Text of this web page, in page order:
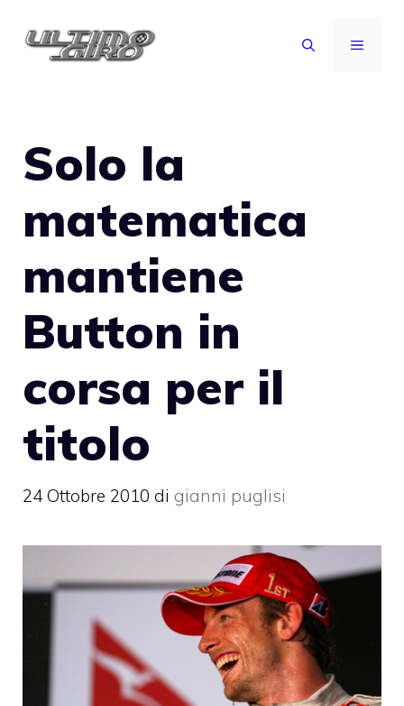
MENU
Solo la
matematica
mantiene
Button in
corsa per il
titolo
24 Ottobre 2010 di gianni puglisi